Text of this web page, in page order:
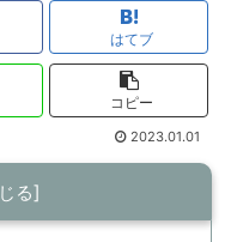
はてブ
コピー
2023.01.01